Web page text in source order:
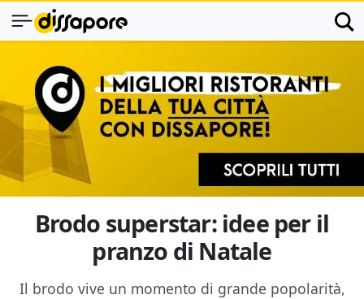
Brodo superstar: idee per il
pranzo di Natale
Il brodo vive un momento di grande popolarità,